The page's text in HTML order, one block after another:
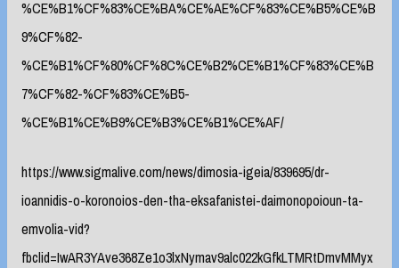
%CE%B1%CF%83%CE%BA%CE%AE%CF%83%CE%B5%CE%B
9%CF%82-
%CE%B1%CF%80%CF%8C%CE%B2%CE%B1%CF%83%CE%B
7%CF%82-%CF%83%CE%B5-
%CE%B1%CE%B9%CE%B3%CE%B1%CE%AF/
https://www.sigmalive.com/news/dimosia-igeia/839695/dr-
ioannidis-o-koronoios-den-tha-eksafanistei-daimonopoioun-ta-
emvolia-vid?
fbclid=IwAR3YAve368Ze1o3lxNymav9alc022kGfkLTMRtDmvMMyx